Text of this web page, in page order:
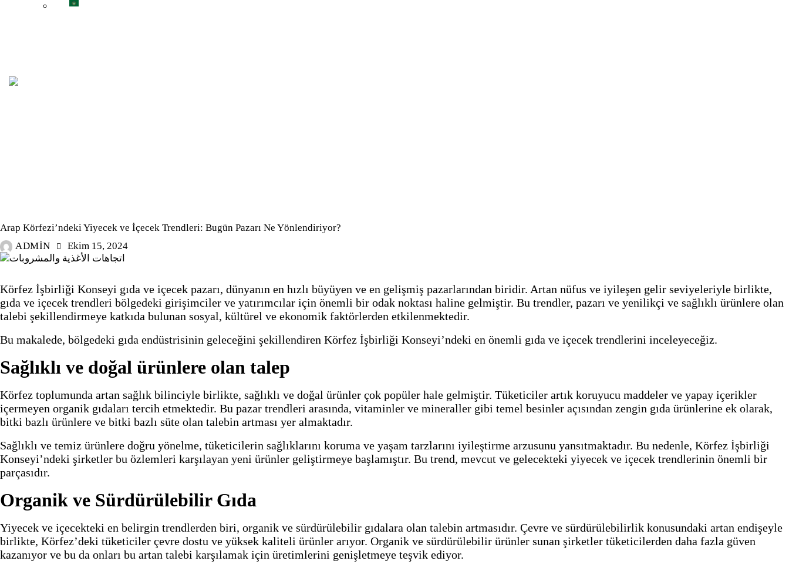
Arap Körfezi’ndeki Yiyecek ve İçecek Trendleri: Bugün Pazarı Ne Yönlendiriyor?
ADMIN
Ekim 15, 2024
Körfez İşbirliği Konseyi gıda ve içecek pazarı, dünyanın en hızlı büyüyen ve en gelişmiş pazarlarından biridir. Artan nüfus ve iyileşen gelir seviyeleriyle birlikte,
gıda ve içecek trendleri bölgedeki girişimciler ve yatırımcılar için önemli bir odak noktası haline gelmiştir. Bu trendler, pazarı ve yenilikçi ve sağlıklı ürünlere olan
talebi şekillendirmeye katkıda bulunan sosyal, kültürel ve ekonomik faktörlerden etkilenmektedir.
Bu makalede, bölgedeki gıda endüstrisinin geleceğini şekillendiren Körfez İşbirliği Konseyi’ndeki en önemli gıda ve içecek trendlerini inceleyeceğiz.
Sağlıklı ve doğal ürünlere olan talep
Körfez toplumunda artan sağlık bilinciyle birlikte, sağlıklı ve doğal ürünler çok popüler hale gelmiştir. Tüketiciler artık koruyucu maddeler ve yapay içerikler
içermeyen organik gıdaları tercih etmektedir. Bu pazar trendleri arasında, vitaminler ve mineraller gibi temel besinler açısından zengin gıda ürünlerine ek olarak,
bitki bazlı ürünlere ve bitki bazlı süte olan talebin artması yer almaktadır.
Sağlıklı ve temiz ürünlere doğru yönelme, tüketicilerin sağlıklarını koruma ve yaşam tarzlarını iyileştirme arzusunu yansıtmaktadır. Bu nedenle, Körfez İşbirliği
Konseyi’ndeki şirketler bu özlemleri karşılayan yeni ürünler geliştirmeye başlamıştır. Bu trend, mevcut ve gelecekteki yiyecek ve içecek trendlerinin önemli bir
parçasıdır.
Organik ve Sürdürülebilir Gıda
Yiyecek ve içecekteki en belirgin trendlerden biri, organik ve sürdürülebilir gıdalara olan talebin artmasıdır. Çevre ve sürdürülebilirlik konusundaki artan endişeyle
birlikte, Körfez’deki tüketiciler çevre dostu ve yüksek kaliteli ürünler arıyor. Organik ve sürdürülebilir ürünler sunan şirketler tüketicilerden daha fazla güven
kazanıyor ve bu da onları bu artan talebi karşılamak için üretimlerini genişletmeye teşvik ediyor.